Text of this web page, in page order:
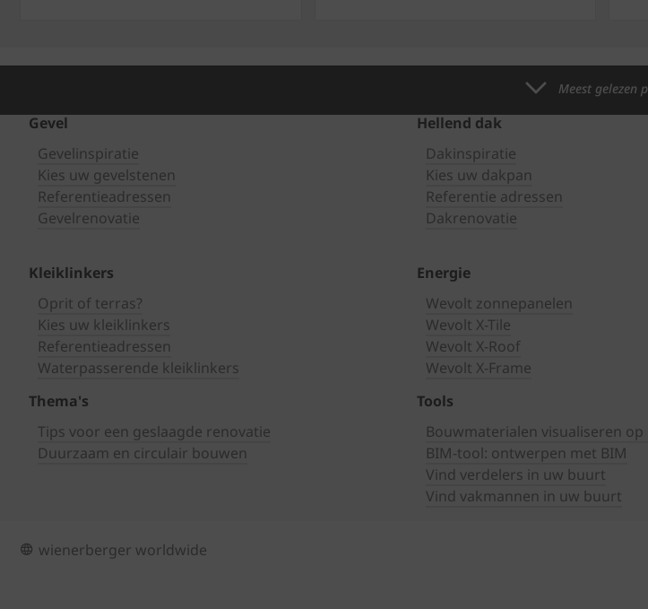
Meest gelezen
Gevel
Gevelinspiratie
Kies uw gevelstenen
Referentieadressen
Gevelrenovatie
Hellend dak
Dakinspiratie
Kies uw dakpan
Referentie adressen
Dakrenovatie
Kleiklinkers
Oprit of terras?
Kies uw kleiklinkers
Referentieadressen
Waterpasserende kleiklinkers
Energie
Wevolt zonnepanelen
Wevolt X-Tile
Wevolt X-Roof
Wevolt X-Frame
Thema's
Tips voor een geslaagde renovatie
Duurzaam en circulair bouwen
Tools
Bouwmaterialen visualiseren
BIM-tool: ontwerpen met BIM
Vind verdelers in uw buurt
Vind vakmannen in uw buurt
wienerberger worldwide